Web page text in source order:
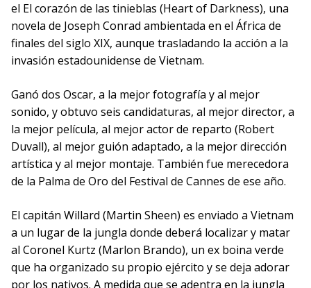
el El corazón de las tinieblas (Heart of Darkness), una
novela de Joseph Conrad ambientada en el África de
finales del siglo XIX, aunque trasladando la acción a la
invasión estadounidense de Vietnam.
Ganó dos Oscar, a la mejor fotografía y al mejor
sonido, y obtuvo seis candidaturas, al mejor director, a
la mejor película, al mejor actor de reparto (Robert
Duvall), al mejor guión adaptado, a la mejor dirección
artística y al mejor montaje. También fue merecedora
de la Palma de Oro del Festival de Cannes de ese año.
El capitán Willard (Martin Sheen) es enviado a Vietnam
a un lugar de la jungla donde deberá localizar y matar
al Coronel Kurtz (Marlon Brando), un ex boina verde
que ha organizado su propio ejército y se deja adorar
por los nativos. A medida que se adentra en la jungla